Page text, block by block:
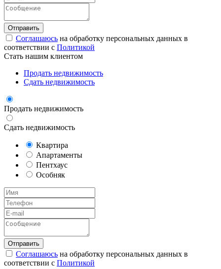
Соглашаюсь на обработку персональных данных в
соответствии с Политикой
Стать нашим клиентом
Продать недвижимость
Сдать недвижимость
Продать недвижимость
Сдать недвижимость
Квартира
Апартаменты
Пентхаус
Особняк
Соглашаюсь на обработку персональных данных в
соответствии с Политикой